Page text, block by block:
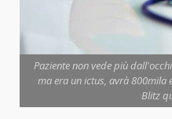
Paziente non vede più
ma era un ictus, avrà 800mila
Blitz